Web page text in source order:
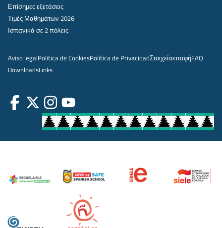
Επίσημες εξετάσεις
Τιμές Μαθημάτων 2026
Ισπανικά σε 2 πόλεις
Aviso legalPolítica de CookiesPolítica de PrivacidadΣτοιχείαεπαφήFAQ
DownloadsLinks